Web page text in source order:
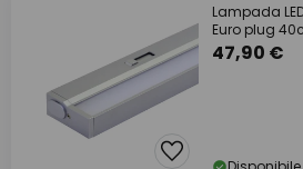
Lampada
Euro plug
47,90 €